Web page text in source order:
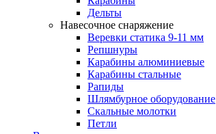
Дельты
Навесочное снаряжение
Веревки статика 9-11 мм
Репшнуры
Карабины алюминиевые
Карабины стальные
Рапиды
Шлямбурное оборудование
Скальные молотки
Петли